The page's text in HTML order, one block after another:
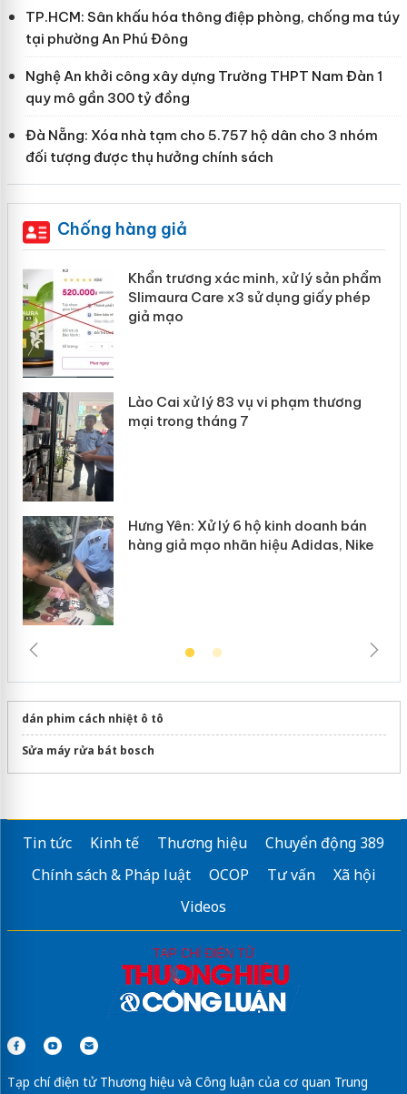
TP.HCM: Sân khấu hóa thông điệp phòng, chống ma túy
tại phường An Phú Đông
Nghệ An khởi công xây dựng Trường THPT Nam Đàn 1
quy mô gần 300 tỷ đồng
Đà Nẵng: Xóa nhà tạm cho 5.757 hộ dân cho 3 nhóm
đối tượng được thụ hưởng chính sách
Chống hàng giả
Khẩn trương xác minh, xử lý sản phẩm
Slimaura Care x3 sử dụng giấy phép
giả mạo
Lào Cai xử lý 83 vụ vi phạm thương
mại trong tháng 7
Hưng Yên: Xử lý 6 hộ kinh doanh bán
hàng giả mạo nhãn hiệu Adidas, Nike
dán phim cách nhiệt ô tô
Sửa máy rửa bát bosch
Tin tức Kinh tế Thương hiệu
Chuyển động 389
Chính sách & Pháp luật
OCOP Tư vấn
Xã hội
Videos
Tạp chí điện tử Thương hiệu và Công luận của cơ quan Trung